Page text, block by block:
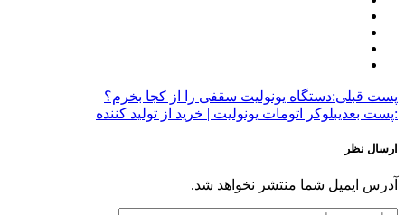
پست قبلی:دستگاه یونولیت سقفی را از کجا بخرم؟
:پست بعدیبلوکر اتومات یونولیت | خرید از تولید کننده
ارسال نظر
آدرس ایمیل شما منتشر نخواهد شد.